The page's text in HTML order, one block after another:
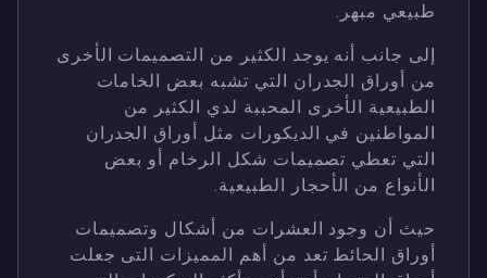
طبيعي مبهر.
إلى جانب أنه يوجد الكثير من التصميمات الأخرى
من أوراق الجدران التي تشبه بعض الخامات
الطبيعية الأخرى المحببة لدي الكثير من
المواطنين في الديكورات مثل أوراق الجدران
التي تعطي تصميمات شكل الرخام أو بعض
الأنواع من الأحجار الطبيعية.
حيث أن وجود العشرات من أشكال وتصميمات
أوراق الحائط تعد من أهم المميزات التى جعلت